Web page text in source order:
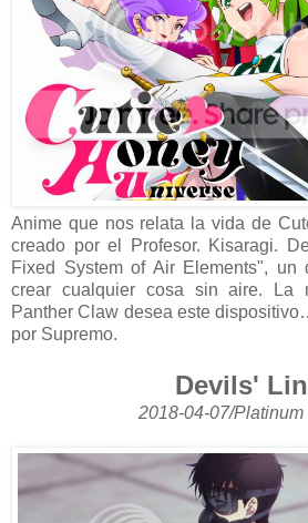
Anime que nos relata la vida de
creado por el Profesor. Kisaragi.
Fixed System of Air Elements", un
crear cualquier cosa sin aire. La
Panther Claw desea este
por Supremo.
Devils'
2018-04-07/Platinum